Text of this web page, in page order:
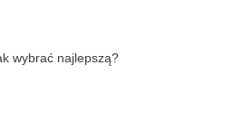
wybrać najlepszą?